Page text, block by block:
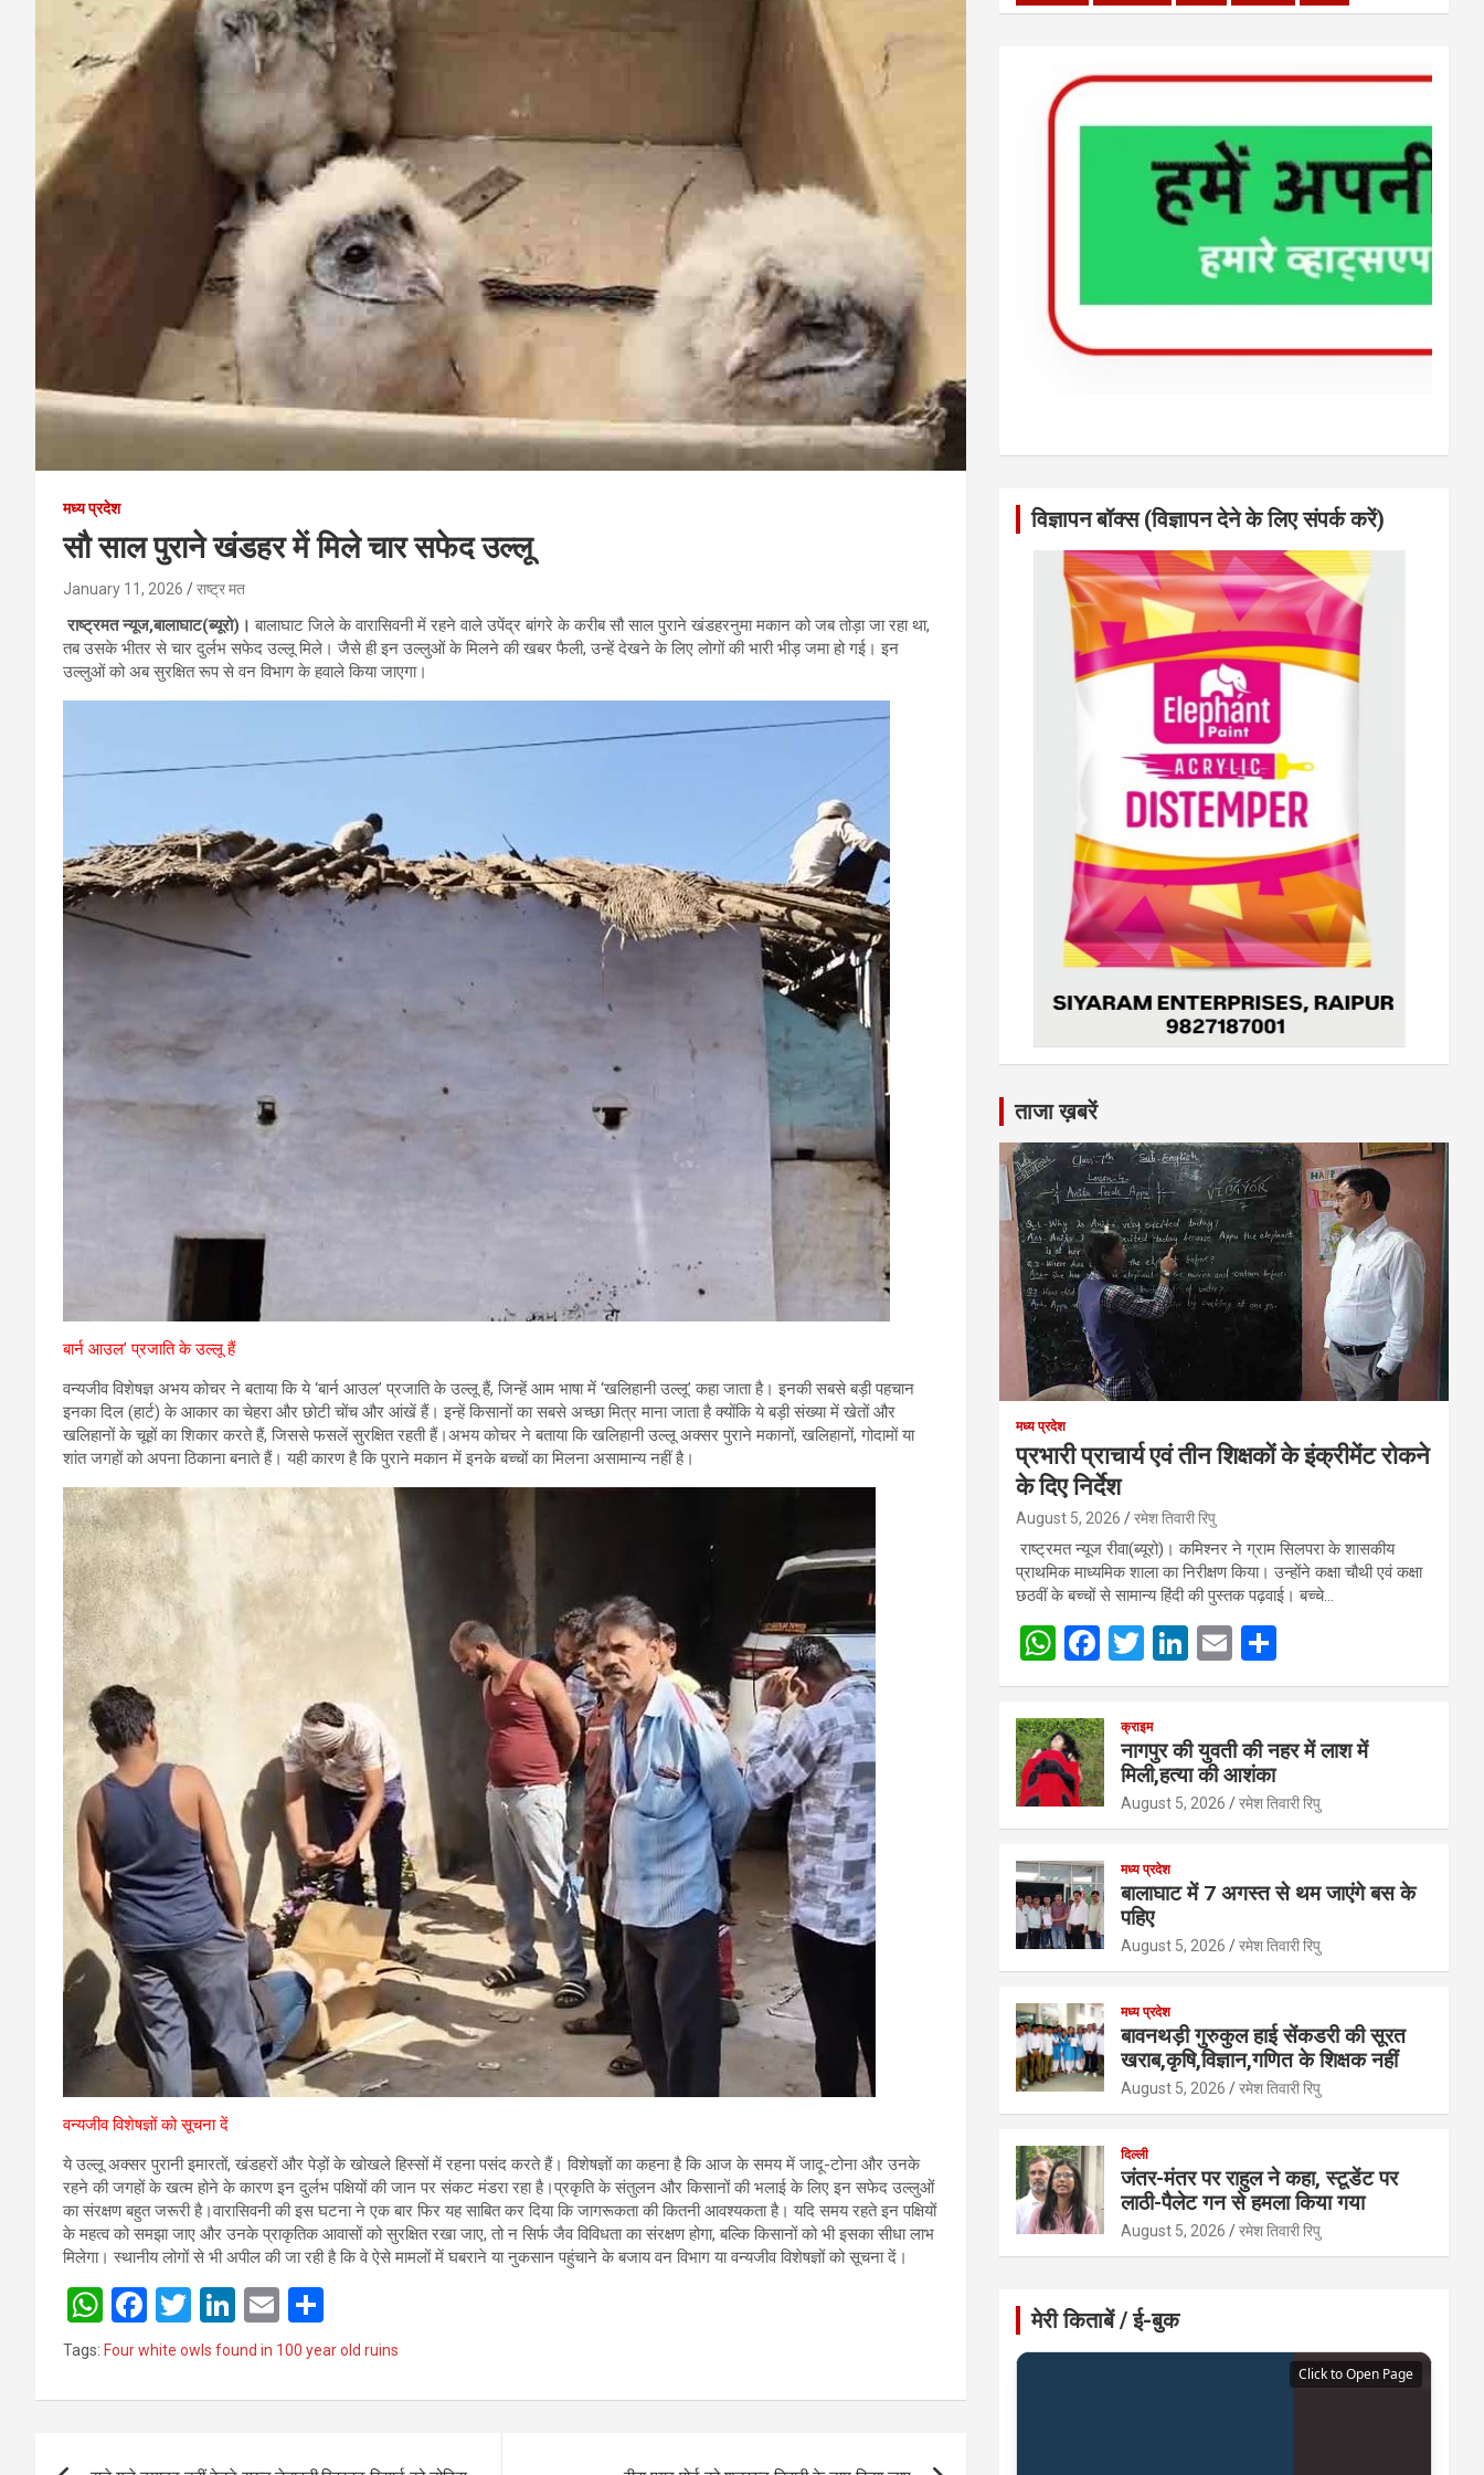
मध्य प्रदेश
सौ साल पुराने खंडहर में मिले चार सफेद उल्लू
January 11, 2026 राष्ट्र मत
राष्ट्रमत न्यूज,बालाघाट(ब्यूरो)। बालाघाट जिले के वारासिवनी में रहने वाले उपेंद्र बांगरे के करीब सौ साल पुराने खंडहरनुमा मकान को जब तोड़ा जा रहा था,
तब उसके भीतर से चार दुर्लभ सफेद उल्लू मिले। जैसे ही इन उल्लुओं के मिलने की खबर फैली, उन्हें देखने के लिए लोगों की भारी भीड़ जमा हो गई। इन
उल्लुओं को अब सुरक्षित रूप से वन विभाग के हवाले किया जाएगा।
बार्न आउल’ प्रजाति के उल्लू हैं
वन्यजीव विशेषज्ञ अभय कोचर ने बताया कि ये ‘बार्न आउल’ प्रजाति के उल्लू हैं, जिन्हें आम भाषा में ‘खलिहानी उल्लू’ कहा जाता है। इनकी सबसे बड़ी पहचान
इनका दिल (हार्ट) के आकार का चेहरा और छोटी चोंच और आंखें हैं। इन्हें किसानों का सबसे अच्छा मित्र माना जाता है क्योंकि ये बड़ी संख्या में खेतों और
खलिहानों के चूहों का शिकार करते हैं, जिससे फसलें सुरक्षित रहती हैं।अभय कोचर ने बताया कि खलिहानी उल्लू अक्सर पुराने मकानों, खलिहानों, गोदामों या
शांत जगहों को अपना ठिकाना बनाते हैं। यही कारण है कि पुराने मकान में इनके बच्चों का मिलना असामान्य नहीं है।
वन्यजीव विशेषज्ञों को सूचना दें
ये उल्लू अक्सर पुरानी इमारतों, खंडहरों और पेड़ों के खोखले हिस्सों में रहना पसंद करते हैं। विशेषज्ञों का कहना है कि आज के समय में जादू-टोना और उनके
रहने की जगहों के खत्म होने के कारण इन दुर्लभ पक्षियों की जान पर संकट मंडरा रहा है।प्रकृति के संतुलन और किसानों की भलाई के लिए इन सफेद उल्लुओं
का संरक्षण बहुत जरूरी है।वारासिवनी की इस घटना ने एक बार फिर यह साबित कर दिया कि जागरूकता की कितनी आवश्यकता है। यदि समय रहते इन पक्षियों
के महत्व को समझा जाए और उनके प्राकृतिक आवासों को सुरक्षित रखा जाए, तो न सिर्फ जैव विविधता का संरक्षण होगा, बल्कि किसानों को भी इसका सीधा लाभ
मिलेगा। स्थानीय लोगों से भी अपील की जा रही है कि वे ऐसे मामलों में घबराने या नुकसान पहुंचाने के बजाय वन विभाग या वन्यजीव विशेषज्ञों को सूचना दें।
W
h
s
F
a
b
T
wi
er
Li
n
dI
E
m h
e
Tags: Four white owls found in 100 year old ruins
विज्ञापन बॉक्स (विज्ञापन देने के लिए संपर्क करें)
ताजा ख़बरें
मध्य प्रदेश
प्रभारी प्राचार्य एवं तीन शिक्षकों के इंक्रीमेंट रोकने
के दिए निर्देश
August 5, 2026 रमेश तिवारी रिपु
राष्ट्रमत न्यूज रीवा(ब्यूरो)। कमिश्नर ने ग्राम सिलपरा के शासकीय
प्राथमिक माध्यमिक शाला का निरीक्षण किया। उन्होंने कक्षा चौथी एवं कक्षा
छठवीं के बच्चों से सामान्य हिंदी की पुस्तक पढ़वाई। बच्चे…
W
h
at
s
A
p
p
F
a
ce
b
o
o
k
T
wi
tt
er
Li
n
dI
n
E
m h
e
क्राइम
नागपुर की युवती की नहर में लाश में
मिली,हत्या की आशंका
August 5, 2026 रमेश तिवारी रिपु
मध्य प्रदेश
बालाघाट में 7 अगस्त से थम जाएंगे बस के
पहिए
August 5, 2026 रमेश तिवारी रिपु
मध्य प्रदेश
बावनथड़ी गुरुकुल हाई सेंकडरी की सूरत
खराब,कृषि,विज्ञान,गणित के शिक्षक नहीं
August 5, 2026 रमेश तिवारी रिपु
दिल्ली
जंतर-मंतर पर राहुल ने कहा, स्टूडेंट पर
लाठी-पैलेट गन से हमला किया गया
August 5, 2026 रमेश तिवारी रिपु
मेरी किताबें / ई-बुक
Click to Open Page